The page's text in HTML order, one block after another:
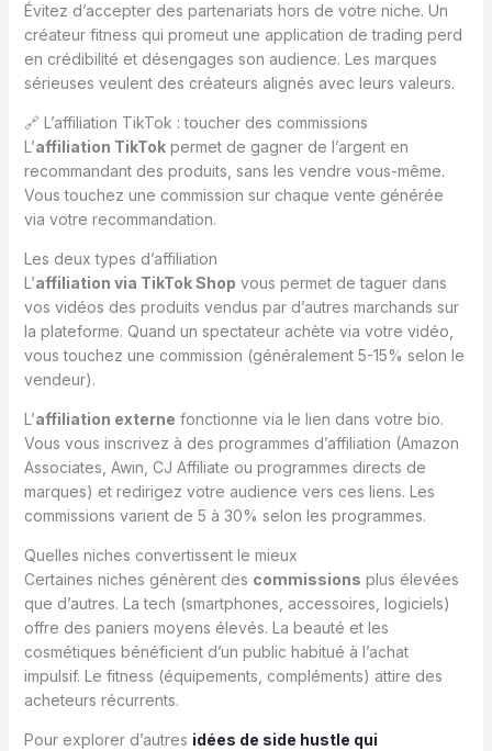
Évitez d’accepter des partenariats hors de votre niche. Un
créateur fitness qui promeut une application de trading perd
en crédibilité et désengages son audience. Les marques
sérieuses veulent des créateurs alignés avec leurs valeurs.
🔗 L’affiliation TikTok : toucher des commissions
L’affiliation TikTokpermet de gagner de l’argent en
recommandant des produits, sans les vendre vous-même.
Vous touchez une commission sur chaque vente générée
via votre recommandation.
Les deux types d’affiliation
L’affiliation via TikTok Shop vous permet de taguer dans
vos vidéos des produits vendus par d’autres marchands sur
la plateforme. Quand un spectateur achète via votre vidéo,
vous touchez une commission (généralement 5-15% selon le
vendeur).
L’affiliation externe fonctionne via le lien dans votre bio.
Vous vous inscrivez à des programmes d’affiliation (Amazon
Associates, Awin, CJ Affiliate ou programmes directs de
marques) et redirigez votre audience vers ces liens. Les
commissions varient de 5 à 30% selon les programmes.
Quelles niches convertissent le mieux
Certaines niches génèrent des commissions plus élevées
que d’autres. La tech (smartphones, accessoires, logiciels)
offre des paniers moyens élevés. La beauté et les
cosmétiques bénéficient d’un public habitué à l’achat
impulsif. Le fitness (équipements, compléments) attire des
acheteurs récurrents.
Pour explorer d’autres idées de side hustle qui